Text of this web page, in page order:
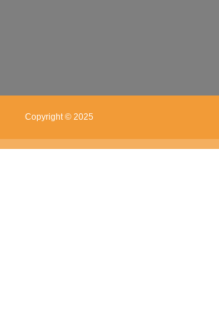
Copyright © 2025